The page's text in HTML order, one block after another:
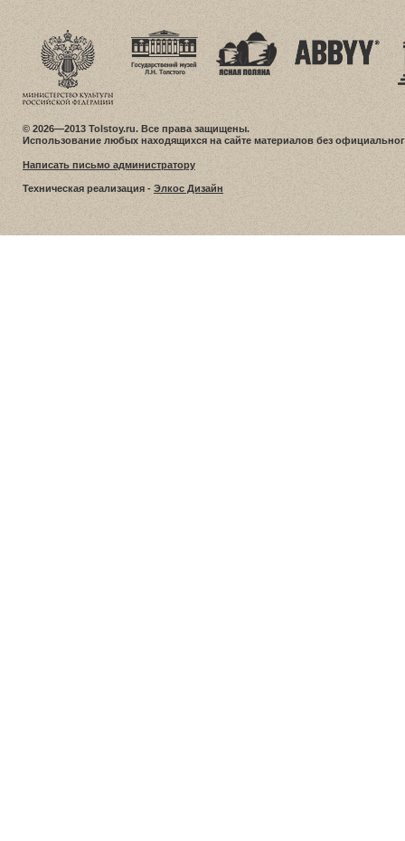
© 2026—2013 Tolstoy.ru. Все права защищены.
Использование любых находящихся на сайте материалов без
Написать письмо администратору
Техническая реализация - Элкос Дизайн